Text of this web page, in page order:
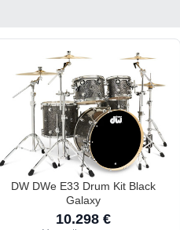
DW DWe E33 Drum Kit Black
Galaxy
10.298 €